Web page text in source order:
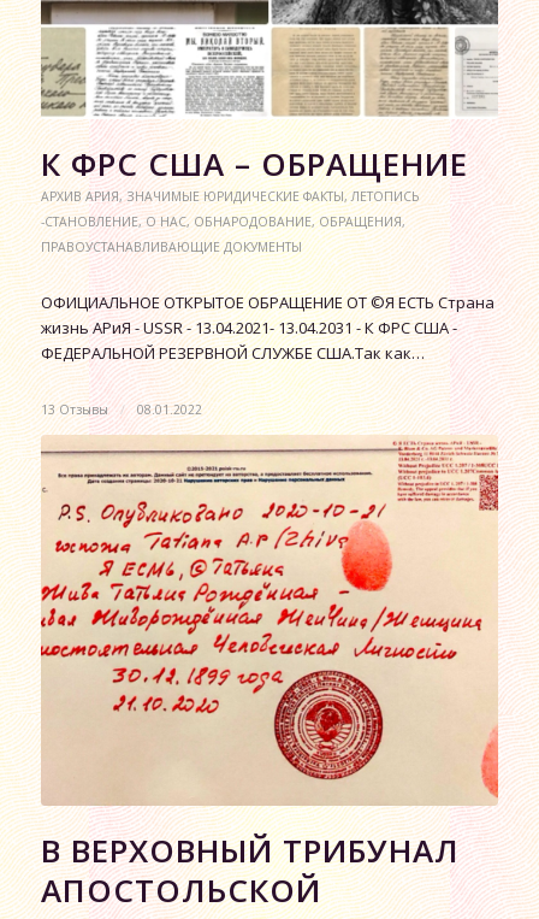
К ФРС США – ОБРАЩЕНИЕ
АРХИВ АРИЯ,ЗНАЧИМЫЕ ЮРИДИЧЕСКИЕ ФАКТЫ,ЛЕТОПИСЬ
-СТАНОВЛЕНИЕ,О НАС,ОБНАРОДОВАНИЕ,ОБРАЩЕНИЯ,
ПРАВОУСТАНАВЛИВАЮЩИЕ ДОКУМЕНТЫ
ОФИЦИАЛЬНОЕ ОТКРЫТОЕ ОБРАЩЕНИЕ ОТ ©Я ЕСТЬ Страна
жизнь АРиЯ - USSR - 13.04.2021- 13.04.2031 - К ФРС США -
ФЕДЕРАЛЬНОЙ РЕЗЕРВНОЙ СЛУЖБЕ США.Так как…
13 Отзывы / 08.01.2022
В ВЕРХОВНЫЙ ТРИБУНАЛ
АПОСТОЛЬСКОЙ